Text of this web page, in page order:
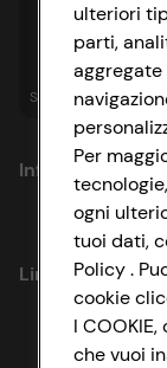
Spesa online
Informazioni
Privacy Policy
Cookie Policy
Impostazioni
Link utili
Lavora con noi
ulteriori
parti,
Per
ogni
tuoi dati,
Policy .
cookie
I
che vuoi